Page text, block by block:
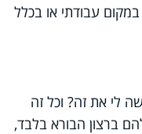
עבודתי או בכלל
לי את זה? וכל זה
ברצון הבורא בלבד,